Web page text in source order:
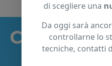
di scegliere una
Da oggi sarà
controllarne lo
tecniche, contatti